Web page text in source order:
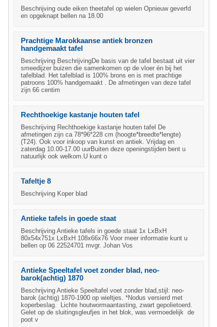
Beschrijving oude eiken theetafel op wielen Opnieuw geverfd
en opgeknapt bellen na 18.00
Prachtige Marokkaanse antiek bronzen
handgemaakt tafel
Beschrijving BeschrijvingDe basis van de tafel bestaat uit vier
smeedijzer buizen die samenkomen op de vloer én bij het
tafelblad. Het tafelblad is 100% brons en is met prachtige
patroons 100% handgemaakt . De afmetingen van deze tafel
zijn 66 centim
Rechthoekige kastanje houten tafel
Beschrijving Rechthoekige kastanje houten tafel De
afmetingen zijn ca 78*96*228 cm (hoogte*breedte*lengte)
(T24). Ook voor inkoop van kunst en antiek. Vrijdag en
zaterdag 10.00-17.00 uurBuiten deze openingstijden bent u
natuurlijk ook welkom.U kunt o
Tafeltje 8
Beschrijving Koper blad
Antieke tafels in goede staat
Beschrijving Antieke tafels in goede staat 1x LxBxH
80x54x751x LxBxH 108x66x76 Voor meer informatie kunt u
bellen op 06 22524701 mvgr. Johan Vos
Antieke Speeltafel voet zonder blad, neo-
barok(achtig) 1870
Beschrijving Antieke Speeltafel voet zonder blad,stijl: neo-
barok (achtig) 1870-1900 op wieltjes. *Nodus versierd met
koperbeslag. Lichte houtwormaantasting, zwart gepolietoerd.
Gelet op de sluitingsgleufjes in het blok, was vermoedelijk de
poot v